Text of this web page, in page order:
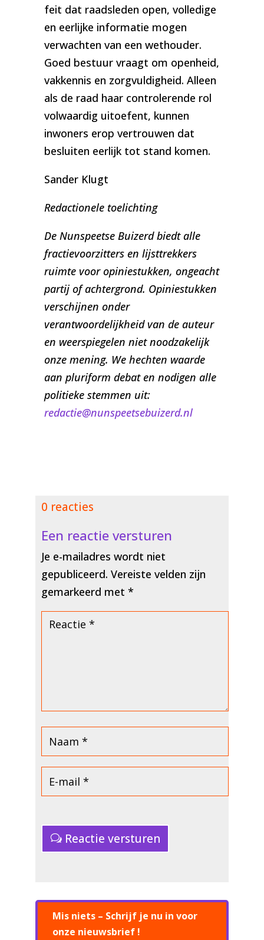
feit dat raadsleden open, volledige
en eerlijke informatie mogen
verwachten van een wethouder.
Goed bestuur vraagt om openheid,
vakkennis en zorgvuldigheid. Alleen
als de raad haar controlerende rol
volwaardig uitoefent, kunnen
inwoners erop vertrouwen dat
besluiten eerlijk tot stand komen.
Sander Klugt
Redactionele toelichting
De Nunspeetse Buizerd biedt alle
fractievoorzitters en lijsttrekkers
ruimte voor opiniestukken, ongeacht
partij of achtergrond. Opiniestukken
verschijnen onder
verantwoordelijkheid van de auteur
en weerspiegelen niet noodzakelijk
onze mening. We hechten waarde
aan pluriform debat en nodigen alle
politieke stemmen uit:
redactie@nunspeetsebuizerd.nl
0 reacties
Een reactie versturen
Je e-mailadres wordt niet
gepubliceerd. Vereiste velden zijn
gemarkeerd met *
Reactie versturen
Mis niets – Schrijf je nu in voor
onze nieuwsbrief !